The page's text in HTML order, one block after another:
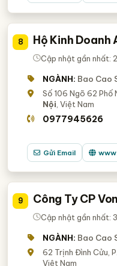
8 Hộ Kinh Doanh
Cập nhật gần nhất:
NGÀNH: Bao Cao
Số 106 Ngõ 62 Phố
Nội , Việt Nam
0977945626
Gửi Email
9 Công Ty CP
Cập nhật gần nhất:
NGÀNH: Bao Cao
62 Trịnh Đình Cửu,
Việt Nam